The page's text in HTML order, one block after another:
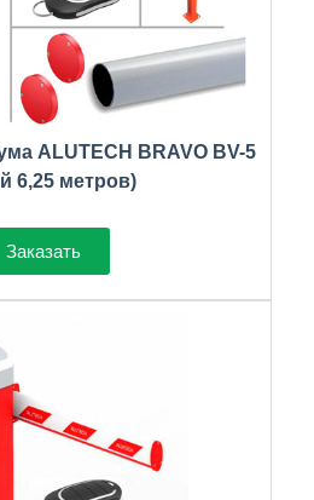
ALUTECH BRAVO BV-5
6,25 метров)
Заказать